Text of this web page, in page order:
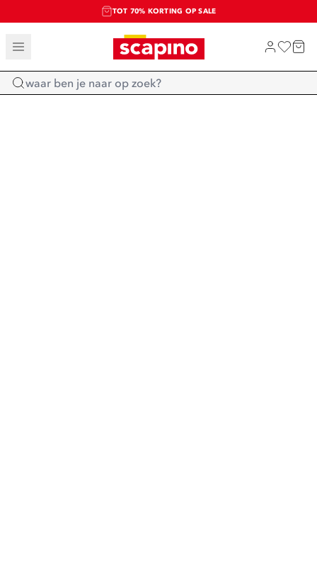
TOT 70% KORTING OP SALE
SALE: LAATSTE KANS!
SHOP NIEUW
Home